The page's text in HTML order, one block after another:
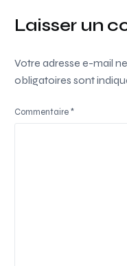
Laisser un
Votre adresse e-mail
obligatoires sont
Commentaire*